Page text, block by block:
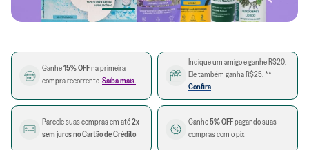
Ganhe15% OFFna primeira
compra recorrente. Saiba mais.
Indique um amigo e ganhe R$20.
Ele também ganha R$25. **
Confira
Parcele suas compras em até2x
sem juros no Cartão de Crédito
Ganhe5% OFFpagando suas
compras com o pix